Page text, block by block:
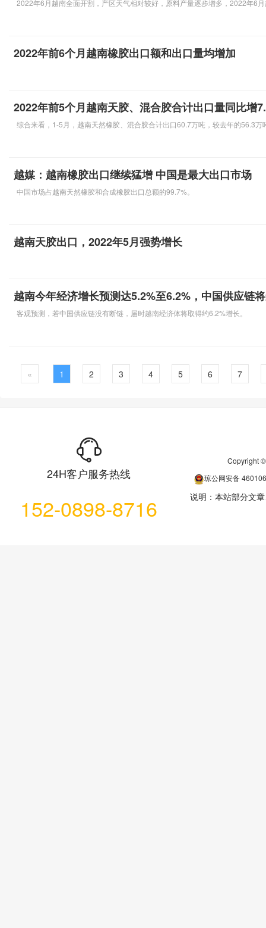
2022年6月越南全面开割，产区天气相对较好，原料产量逐步增多，2022年6
2022年前6个月越南橡胶出口额和出口量均增加
2022年前5个月越南天胶、混合胶合计出口量同比增
综合来看，1-5月，越南天然橡胶、混合胶合计出口60.7万吨，较去年的56.3
越媒：越南橡胶出口继续猛增 中国是最大出口市场
中国市场占越南天然橡胶和合成橡胶出口总额的99.7%。
越南天胶出口，2022年5月强势增长
越南今年经济增长预测达5.2%至6.2%，中国供应链
客观预测，若中国供应链没有断链，届时越南经济体将取得约6.2%增长。
« 1 2 3 4 5 6 7
24H客户服务热线
152-0898-8716
Copyright
琼公网安备
说明：本站部分文